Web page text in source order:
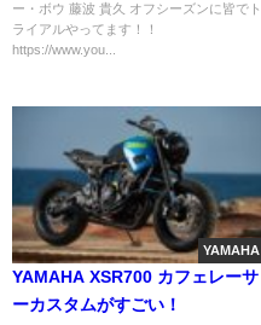
ー・ボウ 藤波 貴久 オフシーズンに皆でト
ライアルやってます！！
https://www.you...
YAMAHA
YAMAHA XSR700 カフェレーサ
ーカスタムがすごい！